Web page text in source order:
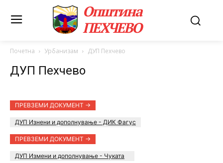
Општина
ПЕХЧЕВО
Почетна Урбанизам ДУП Пехчево
ДУП Пехчево
ПРЕВЗЕМИ ДОКУМЕНТ ->
ДУП Изнени и дополнување - ДИК Фагус
ПРЕВЗЕМИ ДОКУМЕНТ ->
ДУП Измени и дополнување - Чуката